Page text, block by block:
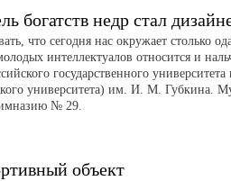
богатств недр стал
что сегодня нас окружает столько
интеллектуалов относится и
государственного
университета) им. И. М. Губкина.
№ 29.
объект